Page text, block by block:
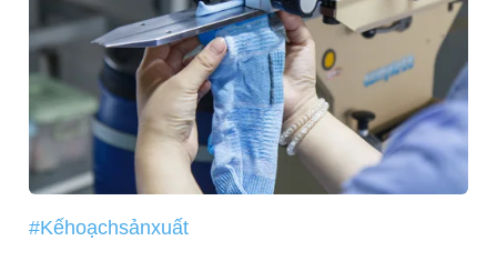
#Kếhoạchsảnxuất